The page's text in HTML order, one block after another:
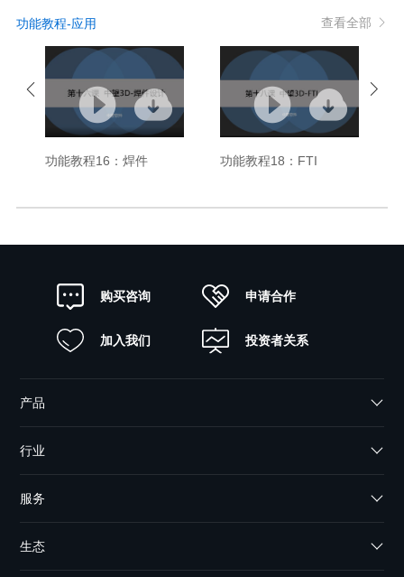
功能教程-应用 查看全部
功能教程16：焊件 功能教程18：FTI
购买咨询 申请合作
加入我们 投资者关系
产品
行业
服务
生态